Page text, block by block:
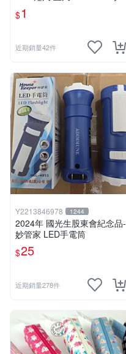
花樣~1支 特價1元
$1
近期銷量42件
Y2213846978 1244
2024年 國光生股東會紀念品-
妙管家 LED手電筒
$25
近期銷量278件